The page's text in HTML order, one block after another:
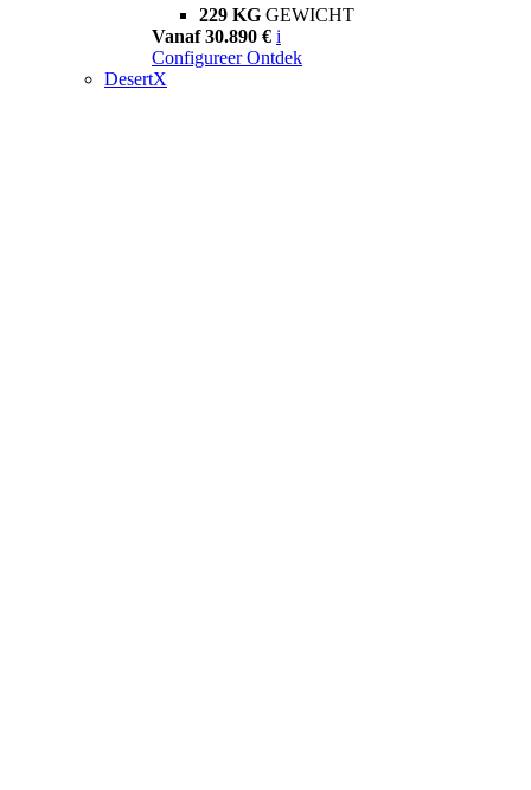
229 KG GEWICHT
Vanaf 30.890 € i
Configureer Ontdek
DesertX